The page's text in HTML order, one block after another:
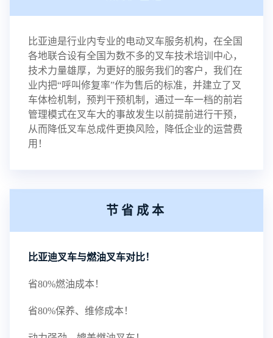
比亚迪是行业内专业的电动叉车服务机构，在全国
各地联合设有全国为数不多的叉车技术培训中心，
技术力量雄厚，为更好的服务我们的客户，我们在
业内把“呼叫修复率”作为售后的标准，并建立了叉
车体检机制，预判干预机制，通过一车一档的前岩
管理模式在叉车大的事故发生以前提前进行干预，
从而降低叉车总成件更换风险，降低企业的运营费
用！
节省成本
比亚迪叉车与燃油叉车对比！
省80%燃油成本！
省80%保养、维修成本！